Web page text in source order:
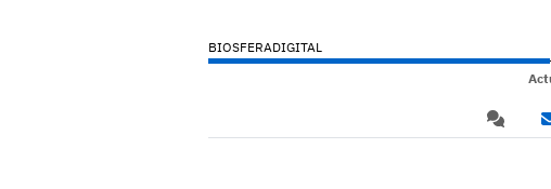
BIOSFERADIGITAL